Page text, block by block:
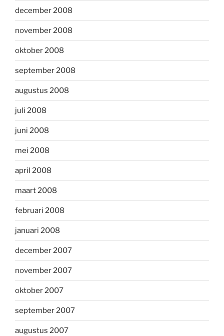
december 2008
november 2008
oktober 2008
september 2008
augustus 2008
juli 2008
juni 2008
mei 2008
april 2008
maart 2008
februari 2008
januari 2008
december 2007
november 2007
oktober 2007
september 2007
augustus 2007